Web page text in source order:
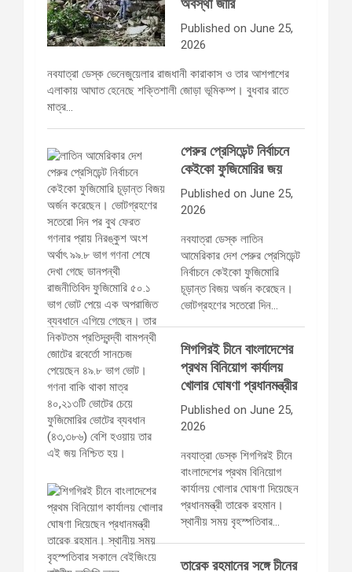
Published on June 25,
2026
নবযাত্রা ডেস্ক ভেনেজুয়েলার রাজধানী কারাকাস ও তার আশপাশের
এলাকায় আঘাত হেনেছে শক্তিশালী জোড়া ভূমিকম্প। বুধবার রাতে
মাত্র…
পেরুর প্রেসিডেন্ট নির্বাচনে
কেইকো ফুজিমোরির জয়
Published on June 25,
2026
নবযাত্রা ডেস্ক লাতিন
আমেরিকার দেশ পেরুর প্রেসিডেন্ট
নির্বাচনে কেইকো ফুজিমোরি
চূড়ান্ত বিজয় অর্জন করেছেন।
ভোটগ্রহণের সতেরো দিন…
শিগগিরই চীনে বাংলাদেশের
প্রথম বিনিয়োগ কার্যালয়
খোলার ঘোষণা প্রধানমন্ত্রীর
Published on June 25,
2026
নবযাত্রা ডেস্ক শিগগিরই চীনে
বাংলাদেশের প্রথম বিনিয়োগ
কার্যালয় খোলার ঘোষণা দিয়েছেন
প্রধানমন্ত্রী তারেক রহমান।
স্থানীয় সময় বৃহস্পতিবার…
তারেক রহমানের সঙ্গে চীনের